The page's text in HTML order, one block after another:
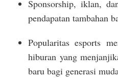
Sponsorship, iklan,
pendapatan tambahan
Popularitas esports
hiburan yang
baru bagi generasi